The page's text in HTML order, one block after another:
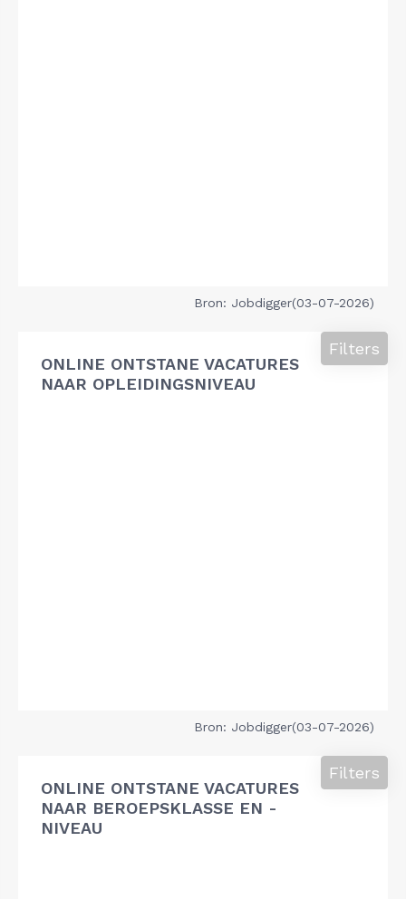
Bron: Jobdigger(03-07-2026)
ONLINE ONTSTANE VACATURES
NAAR OPLEIDINGSNIVEAU
Filters
Bron: Jobdigger(03-07-2026)
ONLINE ONTSTANE VACATURES
NAAR BEROEPSKLASSE EN -
NIVEAU
Filters